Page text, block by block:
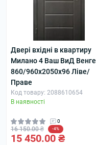
Двері вхідні в квартиру
Милано 4 Ваш ВиД Венге
860/960х2050х96 Ліве/
Праве
Код товару: 2088610654
В наявності
0
16 150.00 ₴ -4%
15 450.00 ₴